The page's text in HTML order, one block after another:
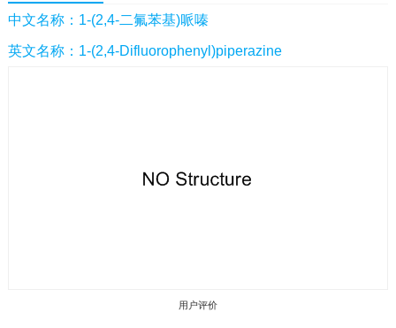
感染药物中间体|
体 |抗精神病药物中间体 |抗炎药物中间体
药中间体|其他原料药中间体|
中文名称：1-(2,4-二氟苯基)哌嗪
英文名称：1-(2,4-Difluorophenyl)piperazine
用户评价